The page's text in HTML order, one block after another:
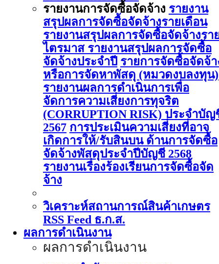
รายงานการจัดซื้อจัดจ้าง รายงาน
สรุปผลการจัดซื้อจัดจ้างรายเดือน
รายงานสรุปผลการจัดซื้อจัดจ้างรา
ไตรมาส รายงานสรุปผลการจัดซื้อ
จัดจ้างประจำปี รายการจัดซื้อจัดจ้า
หรือการจัดหาพัสดุ (หมวดงบลงทุน)
รายงานผลการดําเนินการเพื่อ
จัดการความเสี่ยงการทุจริต
(CORRUPTION RISK) ประจําบัญ
2567 การประเมินความเสี่ยงที่อาจ
เกิดการให้/รับสินบน ด้านการจัดซื้อ
จัดจ้างพัสดุประจําปีบัญชี 2568
รายงานเรื่องร้องเรียนการจัดซื้อจัด
จ้าง
วิเคราะห์สถานการณ์สินค้าเกษตร
RSS Feed ธ.ก.ส.
ผลการดำเนินงาน
ผลการดำเนินงาน